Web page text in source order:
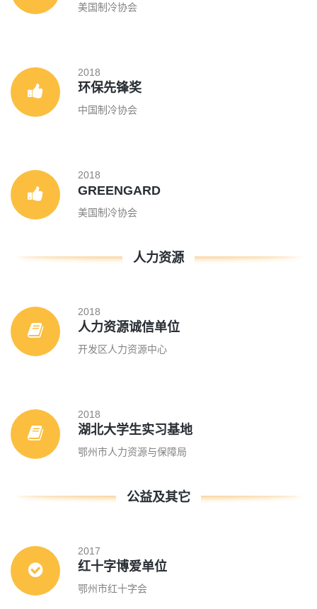
美国制冷协会
2018
环保先锋奖
中国制冷协会
2018
GREENGARD
美国制冷协会
人力资源
2018
人力资源诚信单位
开发区人力资源中心
2018
湖北大学生实习基地
鄂州市人力资源与保障局
公益及其它
2017
红十字博爱单位
鄂州市红十字会